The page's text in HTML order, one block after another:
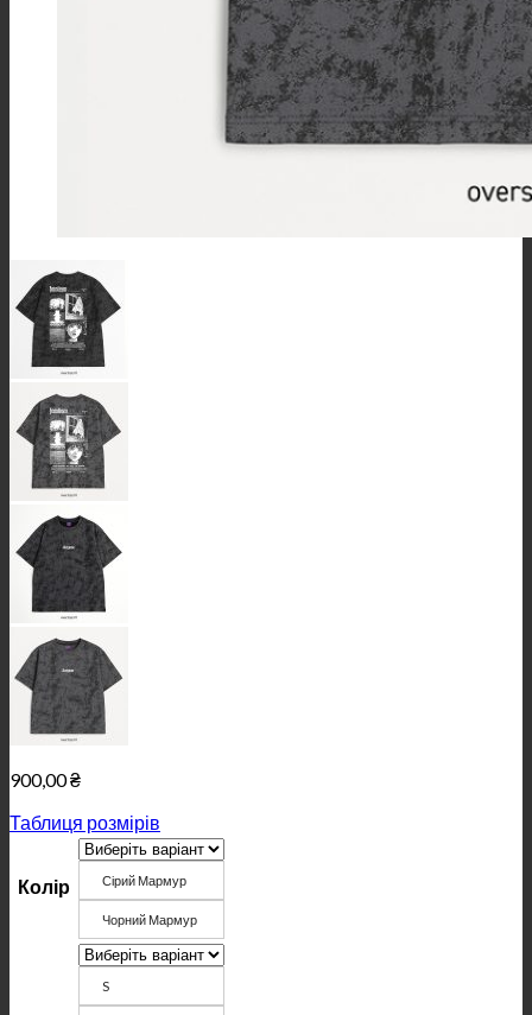
900,00₴
Таблиця розмірів
Колір Сірий Мармур
Чорний Мармур
S